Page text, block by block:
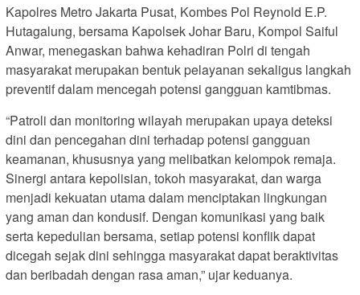
Kapolres Metro Jakarta Pusat, Kombes Pol Reynold E.P.
Hutagalung, bersama Kapolsek Johar Baru, Kompol Saiful
Anwar, menegaskan bahwa kehadiran Polri di tengah
masyarakat merupakan bentuk pelayanan sekaligus langkah
preventif dalam mencegah potensi gangguan kamtibmas.
“Patroli dan monitoring wilayah merupakan upaya deteksi
dini dan pencegahan dini terhadap potensi gangguan
keamanan, khususnya yang melibatkan kelompok remaja.
Sinergi antara kepolisian, tokoh masyarakat, dan warga
menjadi kekuatan utama dalam menciptakan lingkungan
yang aman dan kondusif. Dengan komunikasi yang baik
serta kepedulian bersama, setiap potensi konflik dapat
dicegah sejak dini sehingga masyarakat dapat beraktivitas
dan beribadah dengan rasa aman,” ujar keduanya.